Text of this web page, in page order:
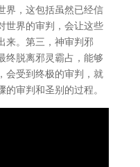
界，这包括虽然已经信
世界的审判，会让这些
来。第三，神审判邪
终脱离邪灵霸占，能够
会受到终极的审判，就
审判和圣别的过程。